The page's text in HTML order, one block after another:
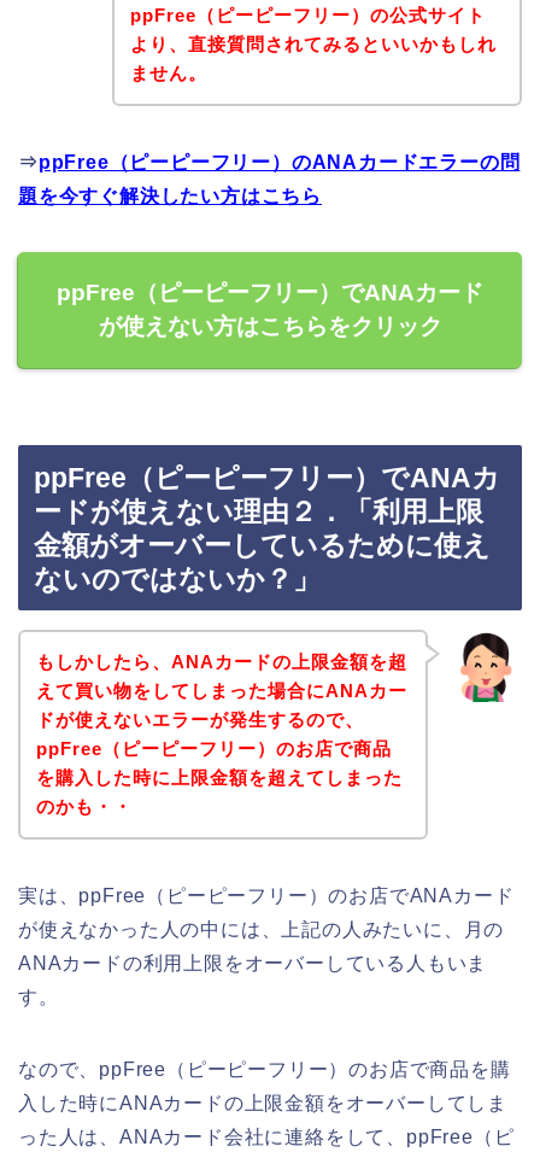
ppFree（ピーピーフリー）の公式サイト
より、直接質問されてみるといいかもしれ
ません。
⇒ppFree（ピーピーフリー）のANAカードエラーの問
題を今すぐ解決したい方はこちら
ppFree（ピーピーフリー）でANAカード
が使えない方はこちらをクリック
ppFree（ピーピーフリー）でANAカ
ードが使えない理由２．「利用上限
金額がオーバーしているために使え
ないのではないか？」
もしかしたら、ANAカードの上限金額を超
えて買い物をしてしまった場合にANAカー
ドが使えないエラーが発生するので、
ppFree（ピーピーフリー）のお店で商品
を購入した時に上限金額を超えてしまった
のかも・・
実は、ppFree（ピーピーフリー）のお店でANAカード
が使えなかった人の中には、上記の人みたいに、月の
ANAカードの利用上限をオーバーしている人もいま
す。
なので、ppFree（ピーピーフリー）のお店で商品を購
入した時にANAカードの上限金額をオーバーしてしま
った人は、ANAカード会社に連絡をして、ppFree（ピ